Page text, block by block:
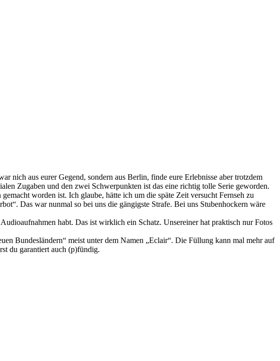
nich aus eurer Gegend, sondern aus Berlin, finde eure Erlebnisse aber trotzdem
Zugaben und den zwei Schwerpunkten ist das eine richtig tolle Serie geworden.
worden ist. Ich glaube, hätte ich um die späte Zeit versucht Fernseh zu
Das war nunmal so bei uns die gängigste Strafe. Bei uns Stubenhockern wäre
habt. Das ist wirklich ein Schatz. Unsereiner hat praktisch nur Fotos
Bundesländern“ meist unter dem Namen „Eclair“. Die Füllung kann mal mehr auf
du garantiert auch (p)fündig.